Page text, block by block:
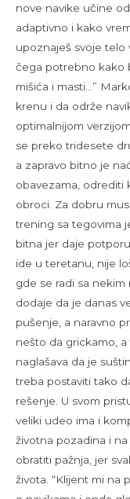
nove navike učine
adaptivno i kako
upoznaješ svoje telo
čega potrebno kako
mišića i masti…”
krenu i da održe
optimalnijom
se preko tridesete
a zapravo bitno je
obavezama, odrediti
obroci. Za dobru
trening sa tegovima
bitna jer daje
ide u teretanu, nije
gde se radi sa nekim
dodaje da je danas
pušenje, a naravno
nešto da grickamo,
naglašava da je
treba postaviti tako
rešenje. U svom
veliki udeo ima i
životna pozadina i
obratiti pažnja, jer
života. “Klijent mi na